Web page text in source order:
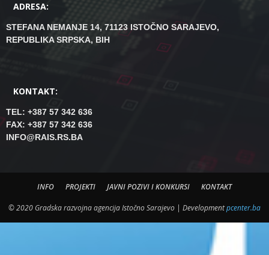
ADRESA:
STEFANA NEMANJE 14, 71123 ISTOČNO SARAJEVO,
REPUBLIKA SRPSKA, BIH
KONTAKT:
TEL: +387 57 342 636
FAX: +387 57 342 636
INFO@RAIS.RS.BA
INFO PROJEKTI JAVNI POZIVI I KONKURSI KONTAKT
© 2020 Gradska razvojna agencija Istočno Sarajevo | Developmentpcenter.ba